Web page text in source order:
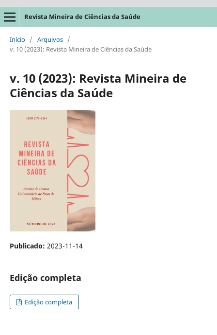
Revista Mineira de Ciências da Saúde
Início / Arquivos /
v. 10 (2023): Revista Mineira de Ciências da Saúde
v. 10 (2023): Revista Mineira de
Ciências da Saúde
Publicado: 2023-11-14
Edição completa
Edição completa